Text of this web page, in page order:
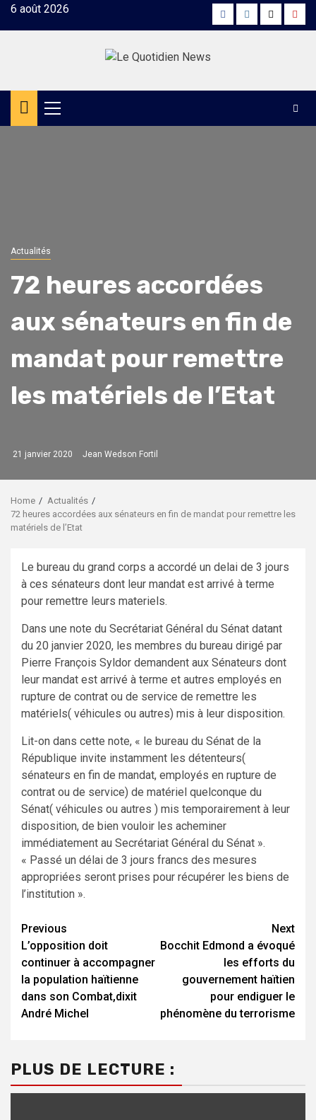
Skip6 août 2026 FacebookInstagram
Twitter
Primary
Menu
Actualités
72 heures accordées
aux sénateurs en fin de
mandat pour remettre
les matériels de l’Etat
21 janvier 2020 Jean Wedson Fortil
Home
Actualités
72 heures accordées aux sénateurs en fin de mandat pour remettre les
matériels de l’Etat
Le bureau du grand corps a accordé un delai de 3 jours
à ces sénateurs dont leur mandat est arrivé à terme
pour remettre leurs materiels.
Dans une note du Secrétariat Général du Sénat datant
du 20 janvier 2020, les membres du bureau dirigé par
Pierre François Syldor demandent aux Sénateurs dont
leur mandat est arrivé à terme et autres employés en
rupture de contrat ou de service de remettre les
matériels( véhicules ou autres) mis à leur disposition.
Lit-on dans cette note, « le bureau du Sénat de la
République invite instamment les détenteurs(
sénateurs en fin de mandat, employés en rupture de
contrat ou de service) de matériel quelconque du
Sénat( véhicules ou autres ) mis temporairement à leur
disposition, de bien vouloir les acheminer
immédiatement au Secrétariat Général du Sénat ».
« Passé un délai de 3 jours francs des mesures
appropriées seront prises pour récupérer les biens de
l’institution ».
Continue
Reading
Previous
L’opposition doit
continuer à accompagner
la population haïtienne
dans son Combat,dixit
André Michel
Next
Bocchit Edmond a évoqué
les efforts du
gouvernement haïtien
pour endiguer le
phénomène du terrorisme
PLUS DE LECTURE :